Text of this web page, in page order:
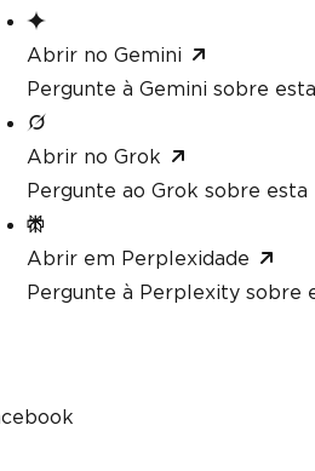
Abrir no Gemini
Pergunte à Gemini sobre
Abrir no Grok
Pergunte ao Grok sobre esta
Abrir em Perplexidade
Pergunte à Perplexity sobre